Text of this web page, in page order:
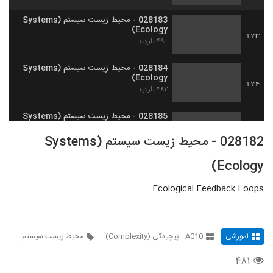
173
028183 - محیط زیست سیستم (Systems
Ecology)
۴۹۰ بازدید
174
028184 - محیط زیست سیستم (Systems
Ecology)
۴۸۳ بازدید
028185 - محیط زیست سیستم (Systems
۴۴۵ بازدید
177
۵۵۰ بازدید
028182 - محیط زیست سیستم (Systems
Ecology)
Ecological Feedback Loops
آموزشی A010 - پیچیدگی (Complexity) محیط زیست سیستم
۴۸۱